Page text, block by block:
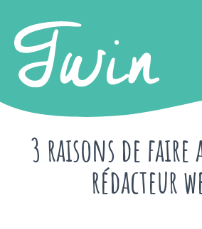
3 raisons de faire
rédacteur